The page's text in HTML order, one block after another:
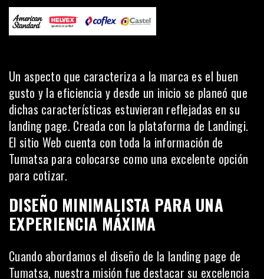
Un aspecto que caracteriza a la marca es el buen
gusto y la eficiencia y desde un inicio se planeó que
dichas características estuvieran reflejadas en su
landing page. Creada con la plataforma de Landingi.
El sitio Web cuenta con toda la información de
Tumatsa para colocarse como una excelente opción
para cotizar.
DISEÑO MINIMALISTA PARA UNA
EXPERIENCIA MÁXIMA
Cuando abordamos el diseño de la landing page de
Tumatsa, nuestra misión fue destacar su excelencia